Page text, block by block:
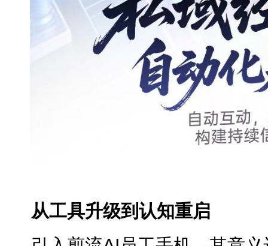
从工具升级到认知重启